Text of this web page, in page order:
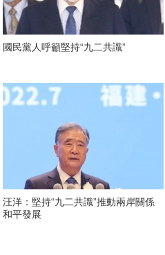
國民黨人呼籲堅持“九二共識”
汪洋：堅持“九二共識”推動兩岸關係
和平發展